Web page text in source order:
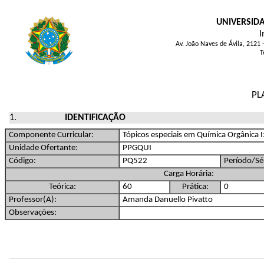
Av. João Naves de Ávila,
IDENTIFICAÇÃO
Componente Curricular:
Tópicos especiais em Química Orgânica
Unidade Ofertante:
PPGQUI
Código:
PQ522
Período/
Carga Horária:
Teórica:
60 Prática:
0
Professor(A):
Amanda Danuello Pivatto
Observações: